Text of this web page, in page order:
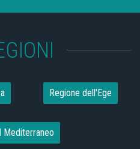
Regione dell'Ege
Mediterraneo